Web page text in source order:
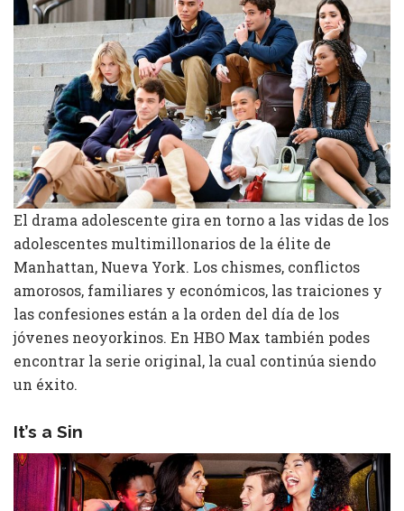
El drama adolescente gira en torno a las vidas de los
adolescentes multimillonarios de la élite de
Manhattan, Nueva York. Los chismes, conflictos
amorosos, familiares y económicos, las traiciones y
las confesiones están a la orden del día de los
jóvenes neoyorkinos. En HBO Max también podes
encontrar la serie original, la cual continúa siendo
un éxito.
It’s a Sin